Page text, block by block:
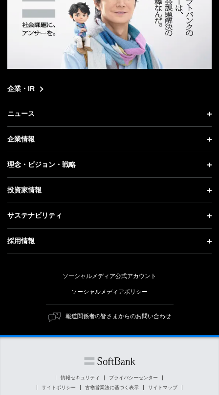
企業・IR
ニュース
ニュース トップ
プレスリリース
更新情報
記者説明会
企業情報
企業情報 トップ
社長メッセージ
事業紹介
ガバナンス
理念・ビジョン・戦略
理念・ビジョン・戦略 トップ
成長戦略「Activate AI for Society」
人材戦略
投資家情報
投資家情報 トップ
経営方針
個人投資家の皆さまへ
株式と社債について
サステナビリティ
サステナビリティ トップ
トップメッセージ
ESG方針・体制
マテリアリティ（重要課題）
ESGの主な取り組み
外部評価・イニシアチブ
採用情報
障がい者採用
ソーシャルメディア公式アカウント
ソーシャルメディアポリシー
報道関係者の皆さまからのお問い合わせ
情報セキュリティ
プライバシーセンター
サイトポリシー
古物営業法に基づく表示 サイトマップ